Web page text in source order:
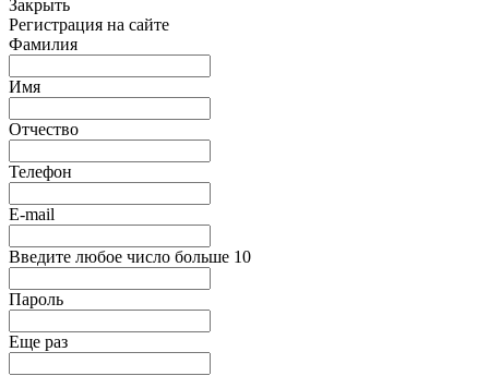
Закрыть
Регистрация на сайте
Фамилия
Имя
Отчество
Телефон
E-mail
Введите любое число больше 10
Пароль
Еще раз